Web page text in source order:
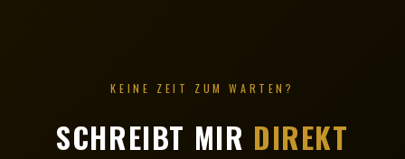
KEINE ZEIT ZUM WARTEN?
SCHREIBT MIR DIREKT